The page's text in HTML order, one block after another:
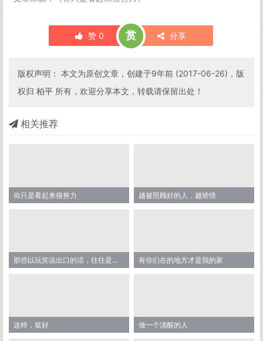
赞 0 赏 分享
版权声明： 本文为原创文章，创建于9年前 (2017-06-26)，版
权归 柏平 所有，欢迎分享本文，转载请保留出处！
相关推荐
你只是看起来很努力 越被照顾好的人，越矫情
那些以玩笑说出口的话，往往是最真的表达 有你们在的地方才是我的家
这样，挺好 做一个清醒的人